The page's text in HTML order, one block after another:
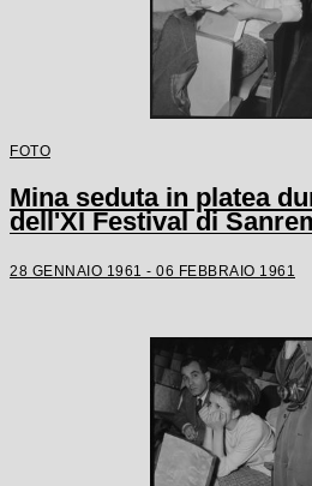
FOTO
Mina seduta in platea
dell'XI Festival di
28 GENNAIO 1961 - 06 FEBBRAIO 1961